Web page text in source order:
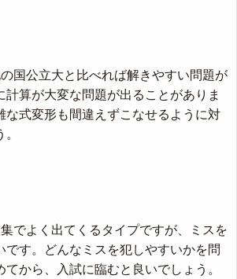
国公立大と比べれば解きやすい問題が
計算が大変な問題が出ることがありま
な式変形も間違えずこなせるように対
でよく出てくるタイプですが、ミスを
です。どんなミスを犯しやすいかを問
から、入試に臨むと良いでしょう。